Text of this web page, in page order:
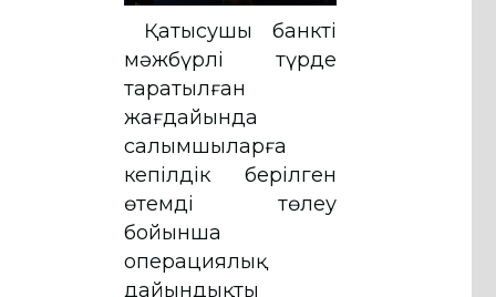
Қатысушы банктің
мәжбүрлі түрде
таратылған
жағдайында
салымшыларға
кепілдік берілген
өтемді төлеу
бойынша
операциялық
дайындықты